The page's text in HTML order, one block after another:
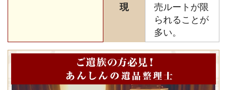
現
売ルートが限
られることが
多い。